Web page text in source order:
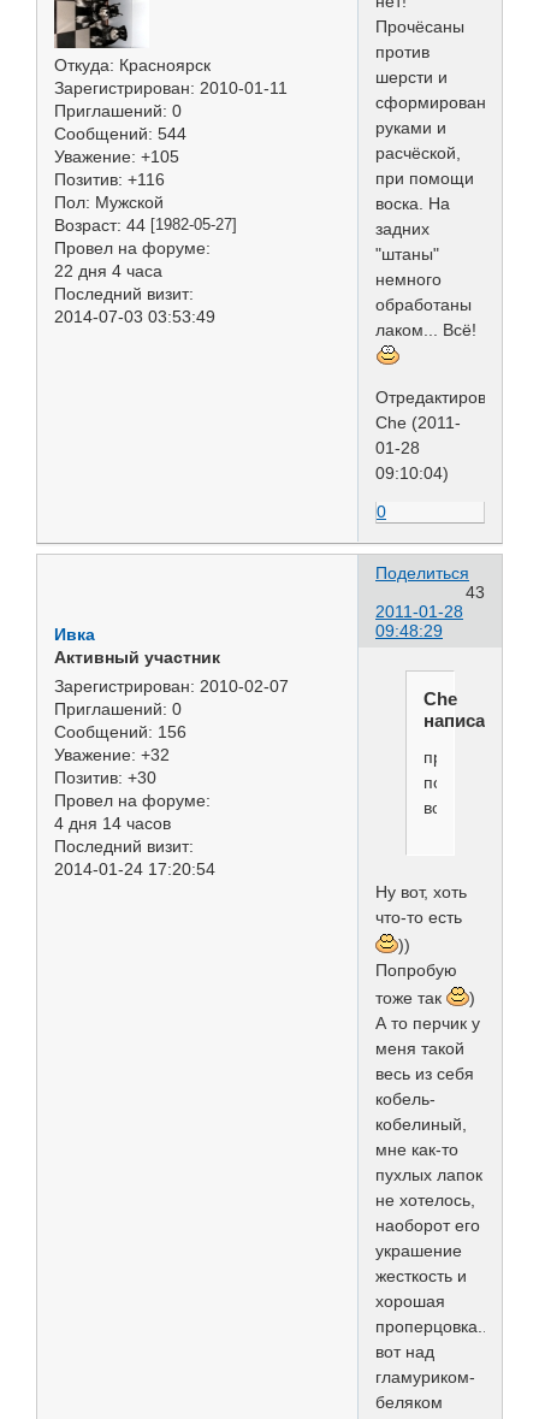
Откуда: Красноярск
Зарегистрирован: 2010-01-11
Приглашений: 0
Сообщений: 544
Уважение: +105
Позитив: +116
Пол: Мужской
Возраст: 44 [1982-05-27]
Провел на форуме:
22 дня 4 часа
Последний визит:
2014-07-03 03:53:49
Прочёсаны
против
шерсти и
сформированны
руками и
расчёской,
при помощи
воска. На
задних
"штаны"
немного
обработаны
лаком... Всё!
Отредактировано
Che (2011-
01-28
09:10:04)
0
Поделиться
43
2011-01-28
09:48:29
Ивка
Активный участник
Зарегистрирован: 2010-02-07
Приглашений: 0
Сообщений: 156
Уважение: +32
Позитив: +30
Провел на форуме:
4 дня 14 часов
Последний визит:
2014-01-24 17:20:54
Che
написал(а):
при
помощи
воска
Ну вот, хоть
что-то есть
))
Попробую
тоже так
)
А то перчик у
меня такой
весь из себя
кобель-
кобелиный,
мне как-то
пухлых лапок
не хотелось,
наоборот его
украшение
жесткость и
хорошая
проперцовка...а
вот над
гламуриком-
беляком